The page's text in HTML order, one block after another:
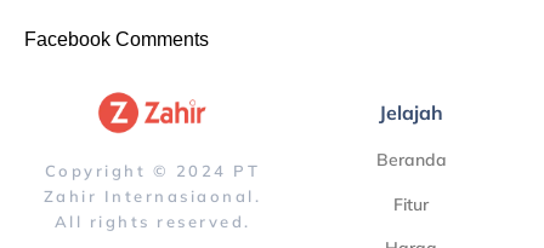
Facebook Comments
Copyright © 2024 PT
Zahir Internasiaonal.
All rights reserved.
Jelajah
Beranda
Fitur